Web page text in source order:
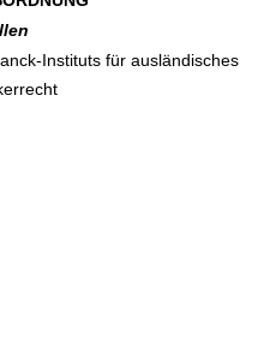
Instituts für ausländisches